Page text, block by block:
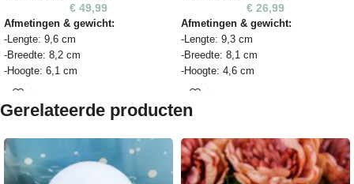
€ 49,99
Afmetingen & gewicht:
-Lengte: 9,6 cm
-Breedte: 8,2 cm
-Hoogte: 6,1 cm
-Gewicht: 922 gram
Presentatie:
op een metalen edelstenen houder
ter illustratie. De houder wordt niet
standaard meegeleverd, maar is
€ 26,99
Afmetingen & gewicht:
-Lengte: 9,3 cm
-Breedte: 8,1 cm
-Hoogte: 4,6 cm
-Gewicht: 494 gram
Presentatie:
op een metalen edelstenen houder
ter illustratie. De houder wordt niet
standaard meegeleverd, maar is
Gerelateerde producten